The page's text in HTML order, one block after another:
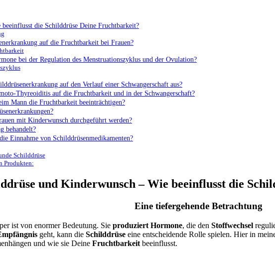
die Schilddrüse Deine Fruchtbarkeit?
auf die Fruchtbarkeit bei Frauen?
bei der Regulation des Menstruationszyklus und der Ovulation?
auf den Verlauf einer Schwangerschaft aus?
Thyreoiditis auf die Fruchtbarkeit und in der Schwangerschaft?
Mann die Fruchtbarkeit beeinträchtigen?
mit Kinderwunsch durchgeführt werden?
behandelt?
Einnahme von Schilddrüsenmedikamenten?
Schilddrüse
Produkten:
und Kinderwunsch – Wie beeinflusst die
Eine tiefergehende Betrachtung
ist von enormer Bedeutung. Sie produziert Hormone, die den Stoffwechsel
geht, kann die Schilddrüse eine entscheidende Rolle spielen. Hier in
und wie sie Deine Fruchtbarkeit beeinflusst.